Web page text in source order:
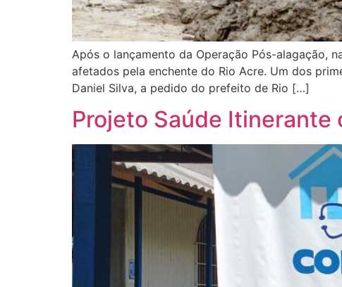
Após o lançamento da Operação Pós-alagação,
afetados pela enchente do Rio Acre. Um dos
Daniel Silva, a pedido do prefeito de Rio […]
Projeto Saúde Itinerante